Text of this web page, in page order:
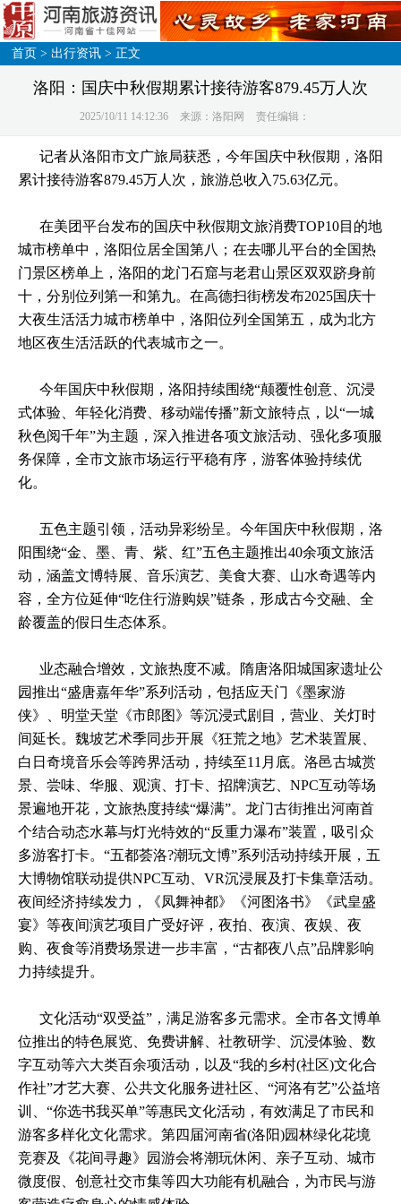
首页 >出行资讯 > 正文
洛阳：国庆中秋假期累计接待游客879.45万人次
2025/10/11 14:12:36 来源：洛阳网 责任编辑：
记者从洛阳市文广旅局获悉，今年国庆中秋假期，洛阳
累计接待游客879.45万人次，旅游总收入75.63亿元。
在美团平台发布的国庆中秋假期文旅消费TOP10目的地
城市榜单中，洛阳位居全国第八；在去哪儿平台的全国热
门景区榜单上，洛阳的龙门石窟与老君山景区双双跻身前
十，分别位列第一和第九。在高德扫街榜发布2025国庆十
大夜生活活力城市榜单中，洛阳位列全国第五，成为北方
地区夜生活活跃的代表城市之一。
今年国庆中秋假期，洛阳持续围绕“颠覆性创意、沉浸
式体验、年轻化消费、移动端传播”新文旅特点，以“一城
秋色阅千年”为主题，深入推进各项文旅活动、强化多项服
务保障，全市文旅市场运行平稳有序，游客体验持续优
化。
五色主题引领，活动异彩纷呈。今年国庆中秋假期，洛
阳围绕“金、墨、青、紫、红”五色主题推出40余项文旅活
动，涵盖文博特展、音乐演艺、美食大赛、山水奇遇等内
容，全方位延伸“吃住行游购娱”链条，形成古今交融、全
龄覆盖的假日生态体系。
业态融合增效，文旅热度不减。隋唐洛阳城国家遗址公
园推出“盛唐嘉年华”系列活动，包括应天门《墨家游
侠》、明堂天堂《市郎图》等沉浸式剧目，营业、关灯时
间延长。魏坡艺术季同步开展《狂荒之地》艺术装置展、
白日奇境音乐会等跨界活动，持续至11月底。洛邑古城赏
景、尝味、华服、观演、打卡、招牌演艺、NPC互动等场
景遍地开花，文旅热度持续“爆满”。龙门古街推出河南首
个结合动态水幕与灯光特效的“反重力瀑布”装置，吸引众
多游客打卡。“五都荟洛?潮玩文博”系列活动持续开展，五
大博物馆联动提供NPC互动、VR沉浸展及打卡集章活动。
夜间经济持续发力，《凤舞神都》《河图洛书》《武皇盛
宴》等夜间演艺项目广受好评，夜拍、夜演、夜娱、夜
购、夜食等消费场景进一步丰富，“古都夜八点”品牌影响
力持续提升。
文化活动“双受益”，满足游客多元需求。全市各文博单
位推出的特色展览、免费讲解、社教研学、沉浸体验、数
字互动等六大类百余项活动，以及“我的乡村(社区)文化合
作社”才艺大赛、公共文化服务进社区、“河洛有艺”公益培
训、“你选书我买单”等惠民文化活动，有效满足了市民和
游客多样化文化需求。第四届河南省(洛阳)园林绿化花境
竞赛及《花间寻趣》园游会将潮玩休闲、亲子互动、城市
微度假、创意社交市集等四大功能有机融合，为市民与游